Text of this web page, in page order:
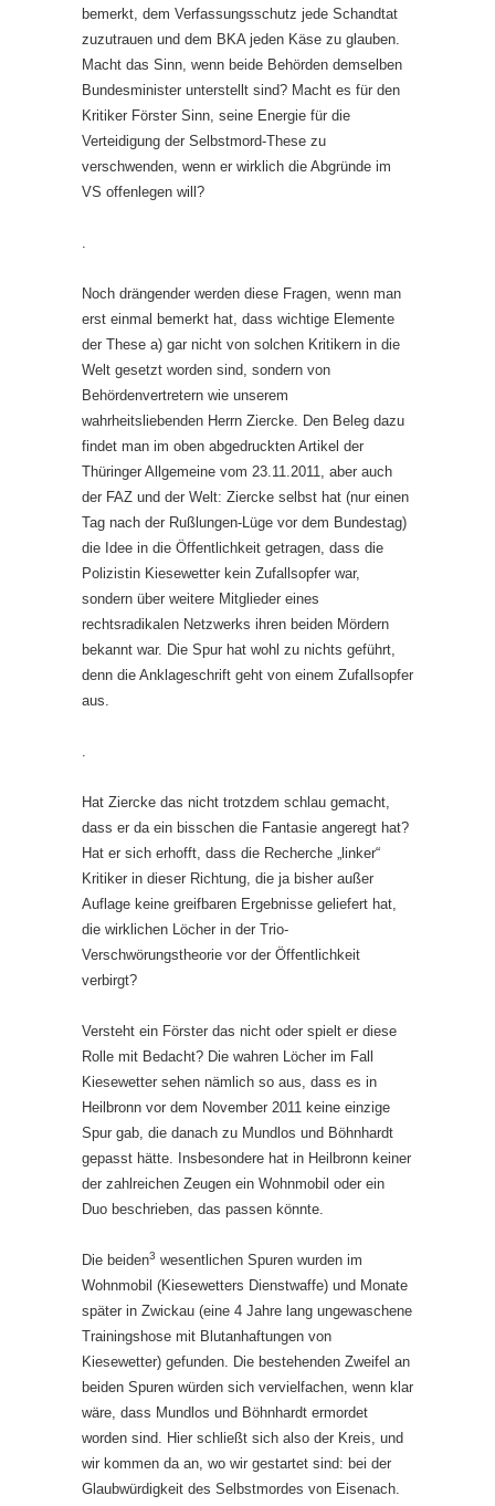
bemerkt, dem Verfassungsschutz jede Schandtat
zuzutrauen und dem BKA jeden Käse zu glauben.
Macht das Sinn, wenn beide Behörden demselben
Bundesminister unterstellt sind? Macht es für den
Kritiker Förster Sinn, seine Energie für die
Verteidigung der Selbstmord-These zu
verschwenden, wenn er wirklich die Abgründe im
VS offenlegen will?
.
Noch drängender werden diese Fragen, wenn man
erst einmal bemerkt hat, dass wichtige Elemente
der These a) gar nicht von solchen Kritikern in die
Welt gesetzt worden sind, sondern von
Behördenvertretern wie unserem
wahrheitsliebenden Herrn Ziercke. Den Beleg dazu
findet man im oben abgedruckten Artikel der
Thüringer Allgemeine vom 23.11.2011, aber auch
der FAZ und der Welt: Ziercke selbst hat (nur einen
Tag nach der Rußlungen-Lüge vor dem Bundestag)
die Idee in die Öffentlichkeit getragen, dass die
Polizistin Kiesewetter kein Zufallsopfer war,
sondern über weitere Mitglieder eines
rechtsradikalen Netzwerks ihren beiden Mördern
bekannt war. Die Spur hat wohl zu nichts geführt,
denn die Anklageschrift geht von einem Zufallsopfer
aus.
.
Hat Ziercke das nicht trotzdem schlau gemacht,
dass er da ein bisschen die Fantasie angeregt hat?
Hat er sich erhofft, dass die Recherche „linker“
Kritiker in dieser Richtung, die ja bisher außer
Auflage keine greifbaren Ergebnisse geliefert hat,
die wirklichen Löcher in der Trio-
Verschwörungstheorie vor der Öffentlichkeit
verbirgt?
Versteht ein Förster das nicht oder spielt er diese
Rolle mit Bedacht? Die wahren Löcher im Fall
Kiesewetter sehen nämlich so aus, dass es in
Heilbronn vor dem November 2011 keine einzige
Spur gab, die danach zu Mundlos und Böhnhardt
gepasst hätte. Insbesondere hat in Heilbronn keiner
der zahlreichen Zeugen ein Wohnmobil oder ein
Duo beschrieben, das passen könnte.
Die beiden3 wesentlichen Spuren wurden im
Wohnmobil (Kiesewetters Dienstwaffe) und Monate
später in Zwickau (eine 4 Jahre lang ungewaschene
Trainingshose mit Blutanhaftungen von
Kiesewetter) gefunden. Die bestehenden Zweifel an
beiden Spuren würden sich vervielfachen, wenn klar
wäre, dass Mundlos und Böhnhardt ermordet
worden sind. Hier schließt sich also der Kreis, und
wir kommen da an, wo wir gestartet sind: bei der
Glaubwürdigkeit des Selbstmordes von Eisenach.